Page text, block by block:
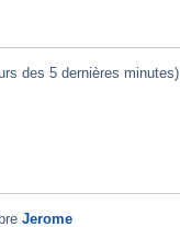
des 5 dernières minutes)
Jerome